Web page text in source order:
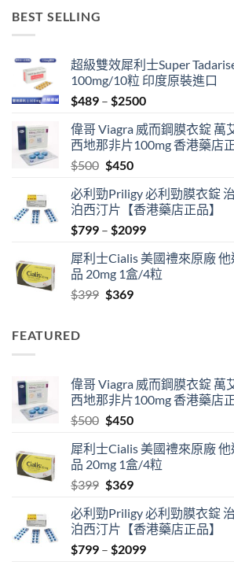
BEST SELLING
超級雙效犀利士Super
100mg/10粒 印度原裝進口
$489 – $2500Price
$489
through
偉哥 Viagra 威而鋼膜衣錠 萬
西地那非片100mg 香港藥店
$500 Original
was:
$500.
$450Current
is:
$450.
必利勁Priligy 必利勁膜衣錠
泊西汀片【香港藥店正品】
$799 – $2099Price
$799
through
犀利士Cialis 美國禮來原廠
品 20mg 1盒/4粒
$399 Original
$369Current
FEATURED
偉哥 Viagra 威而鋼膜衣錠 萬
西地那非片100mg 香港藥店
$500 Original
was:
$500.
$450Current
is:
$450.
犀利士Cialis 美國禮來原廠
品 20mg 1盒/4粒
$399 Original
was:
$399.
$369Current
is:
$369.
必利勁Priligy 必利勁膜衣錠
泊西汀片【香港藥店正品】
$799 – $2099Price